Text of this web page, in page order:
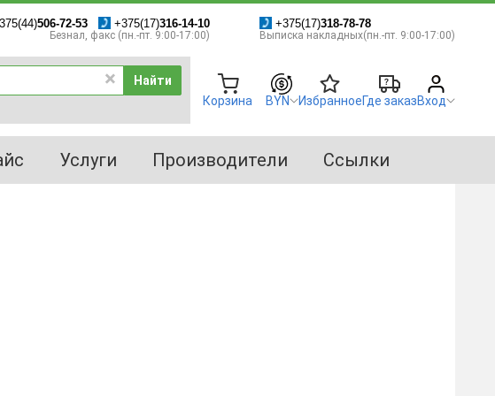
506-72-53 +375(17)316-14-10
Безнал, факс (пн.-пт. 9:00-17:00)
+375(17)318-78-78
Выписка накладных(пн.-пт. 9:00-17:00)
Найти
Корзина BYN ИзбранноеГде заказВход
Услуги Производители
Ссылки